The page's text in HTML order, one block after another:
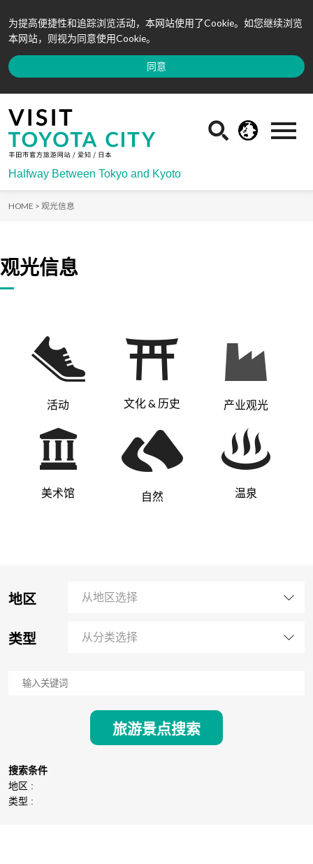
为提高便捷性和追踪浏览活动，本网站使用了Cookie。如您继续浏览
本网站，则视为同意使用Cookie。
同意
Halfway Between Tokyo and Kyoto
HOME > 观光信息
观光信息
活动 文化 & 历史 产业观光
美术馆 自然 温泉
地区 从地区选择
类型 从分类选择
旅游景点搜索
搜索条件
地区 :
类型 :